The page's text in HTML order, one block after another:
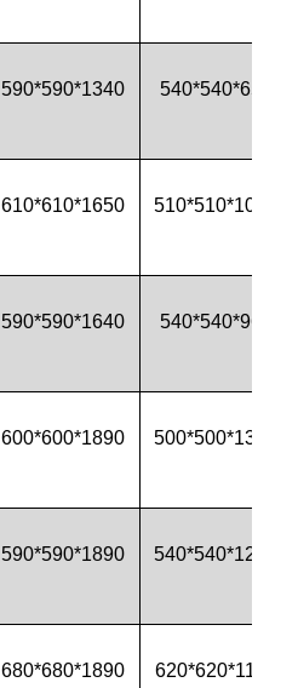
590*590*1340 540*540*650
610*610*1650 510*510*1080
590*590*1640 540*540*960
600*600*1890 500*500*1380
590*590*1890 540*540*1210
680*680*1890 620*620*1150